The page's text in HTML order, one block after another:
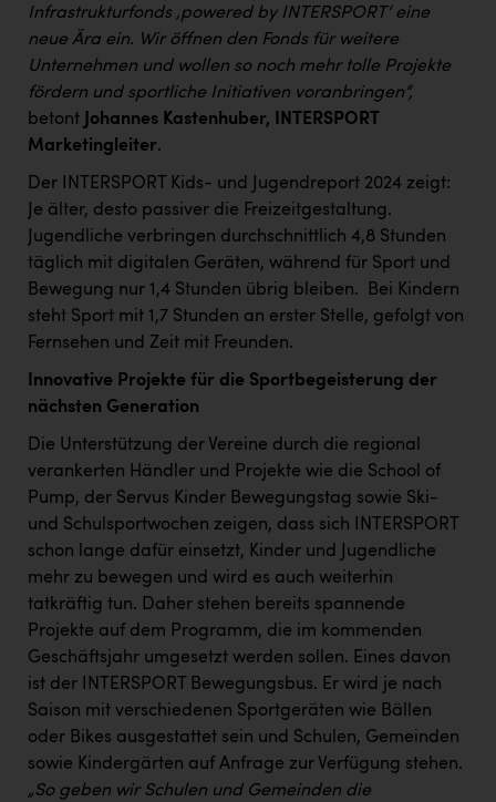
Infrastrukturfonds ‚powered by INTERSPORT‘ eine
neue Ära ein. Wir öffnen den Fonds für weitere
Unternehmen und wollen so noch mehr tolle Projekte
fördern und sportliche Initiativen voranbringen“,
betont
Johannes Kastenhuber, INTERSPORT
Marketingleiter.
Der INTERSPORT Kids- und Jugendreport 2024 zeigt:
Je älter, desto passiver die Freizeitgestaltung.
Jugendliche verbringen durchschnittlich 4,8 Stunden
täglich mit digitalen Geräten, während für Sport und
Bewegung nur 1,4 Stunden übrig bleiben. ​ Bei Kindern
steht Sport mit 1,7 Stunden an erster Stelle, gefolgt von
Fernsehen und Zeit mit Freunden. ​
Innovative Projekte für die Sportbegeisterung der
nächsten Generation
Die Unterstützung der Vereine durch die regional
verankerten Händler und Projekte wie die School of
Pump, der Servus Kinder Bewegungstag sowie Ski-
und Schulsportwochen zeigen, dass sich INTERSPORT
schon lange dafür einsetzt, Kinder und Jugendliche
mehr zu bewegen und wird es auch weiterhin
tatkräftig tun. Daher stehen bereits spannende
Projekte auf dem Programm, die im kommenden
Geschäftsjahr umgesetzt werden sollen. Eines davon
ist der INTERSPORT Bewegungsbus. Er wird je nach
Saison mit verschiedenen Sportgeräten wie Bällen
oder Bikes ausgestattet sein und Schulen, Gemeinden
sowie Kindergärten auf Anfrage zur Verfügung stehen.
„So geben wir Schulen und Gemeinden die